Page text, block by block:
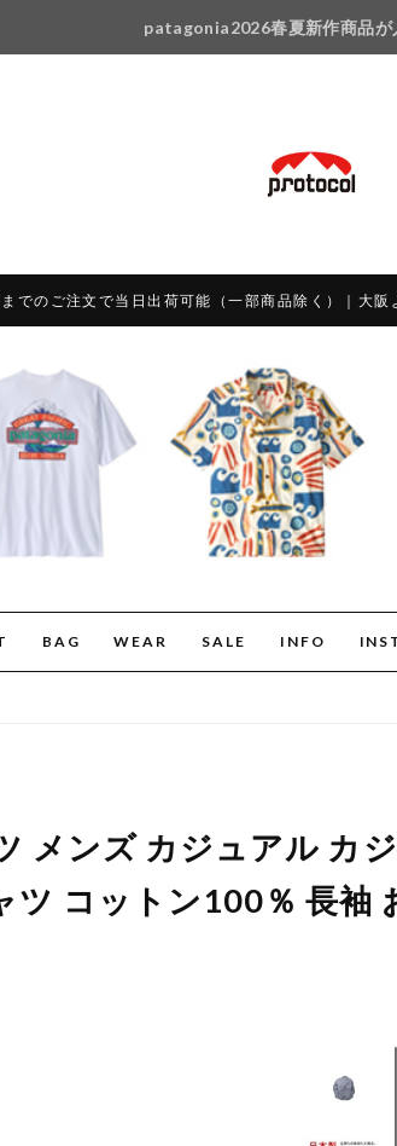
patagonia2026春夏新作商品が
でのご注文で当日出荷可能（一部商品除く）｜大
BAG WEAR SALE INFO
メンズ カジュアル カ
ツ コットン100％ 長袖